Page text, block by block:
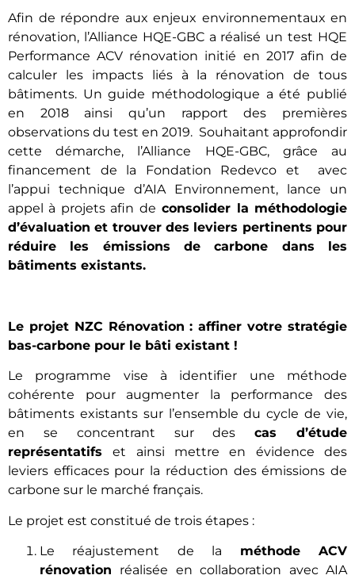
Afin de répondre aux enjeux environnementaux en
rénovation, l’Alliance HQE-GBC a réalisé untest HQE
Performance ACV rénovation initié en 2017 afin de
calculer les impacts liés à la rénovation de tous
bâtiments. Unguide méthodologique a été publié
en 2018 ainsi qu’un rapport des premières
observations du test en 2019. Souhaitant approfondir
cette démarche, l’Alliance HQE-GBC, grâce au
financement de la Fondation Redevco et avec
l’appui technique d’AIA Environnement, lance un
appel à projets afin de consolider la méthodologie
d’évaluation et trouver des leviers pertinents pour
réduire les émissions de carbone dans les
bâtiments existants.
Le projet NZC Rénovation : affiner votre stratégie
bas-carbone pour le bâti existant !
Le programme vise à identifier une méthode
cohérente pour augmenter la performance des
bâtiments existants sur l’ensemble du cycle de vie,
en se concentrant sur descas d’étude
représentatifset ainsi mettre en évidence des
leviers efficaces pour la réduction des émissions de
carbone sur le marché français.
Le projet est constitué de trois étapes :
Le réajustement de la méthode ACV
rénovation
réalisée en collaboration avec AIA